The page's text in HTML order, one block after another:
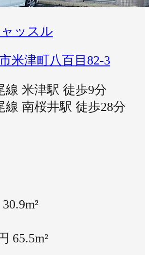
ッスル
米津町八百目82-3
線 米津駅 徒歩9分
線 南桜井駅 徒歩28分
30.9m²
65.5m²